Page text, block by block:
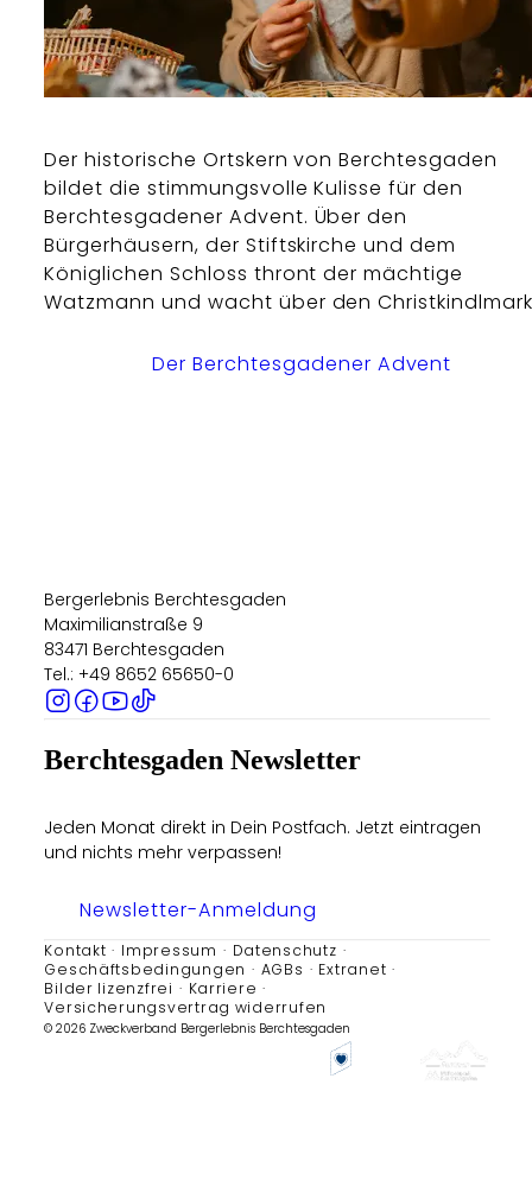
Der historische Ortskern von Berchtesgaden
bildet die stimmungsvolle Kulisse für den
Berchtesgadener Advent. Über den
Bürgerhäusern, der Stiftskirche und dem
Königlichen Schloss thront der mächtige
Watzmann und wacht über den Christkindlmark
Der Berchtesgadener Advent
Bergerlebnis Berchtesgaden
Maximilianstraße 9
83471 Berchtesgaden
Tel.: +49 8652 65650-0
Berchtesgaden Newsletter
Jeden Monat direkt in Dein Postfach. Jetzt eintragen
und nichts mehr verpassen!
Newsletter-Anmeldung
Kontakt Impressum
Datenschutz
Geschäftsbedingungen
AGBs
Extranet
Bilder lizenzfrei
Karriere
Versicherungsvertrag widerrufen
© 2026 Zweckverband Bergerlebnis Berchtesgaden